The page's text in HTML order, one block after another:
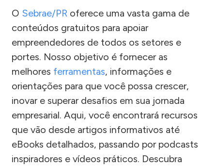
O Sebrae/PR oferece uma vasta gama de
conteúdos gratuitos para apoiar
empreendedores de todos os setores e
portes. Nosso objetivo é fornecer as
melhores ferramentas, informações e
orientações para que você possa crescer,
inovar e superar desafios em sua jornada
empresarial. Aqui, você encontrará recursos
que vão desde artigos informativos até
eBooks detalhados, passando por podcasts
inspiradores e vídeos práticos. Descubra